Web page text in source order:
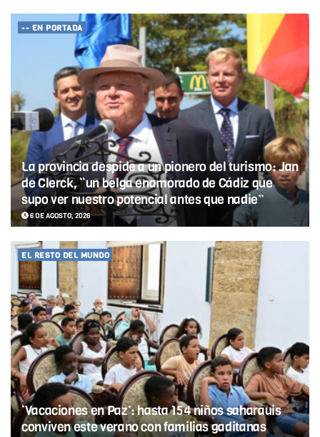
-- EN PORTADA
La provincia despide a un pionero del turismo: Jan
de Clerck, “un belga enamorado de Cádiz que
supo ver nuestro potencial antes que nadie”
6 DE AGOSTO, 2026
EL RESTO DEL MUNDO
‘Vacaciones en Paz’: hasta 154 niños saharauis
conviven este verano con familias gaditanas